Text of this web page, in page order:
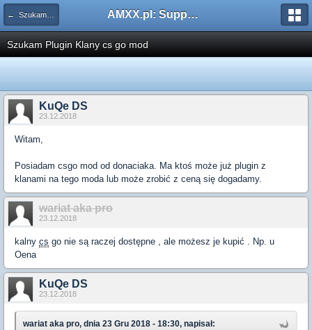
← Szukam pluginu AMXX.pl: Support AMX Mod X i SourceMod
Szukam Plugin Klany cs go mod
KuQe DS
23.12.2018
Witam,
Posiadam csgo mod od donaciaka. Ma ktoś może już plugin z
klanami na tego moda lub może zrobić z ceną się dogadamy.
wariat aka pro
23.12.2018
kalny cs go nie są raczej dostępne , ale możesz je kupić . Np. u
Oena
KuQe DS
23.12.2018
wariat aka pro, dnia 23 Gru 2018 - 18:30, napisał: